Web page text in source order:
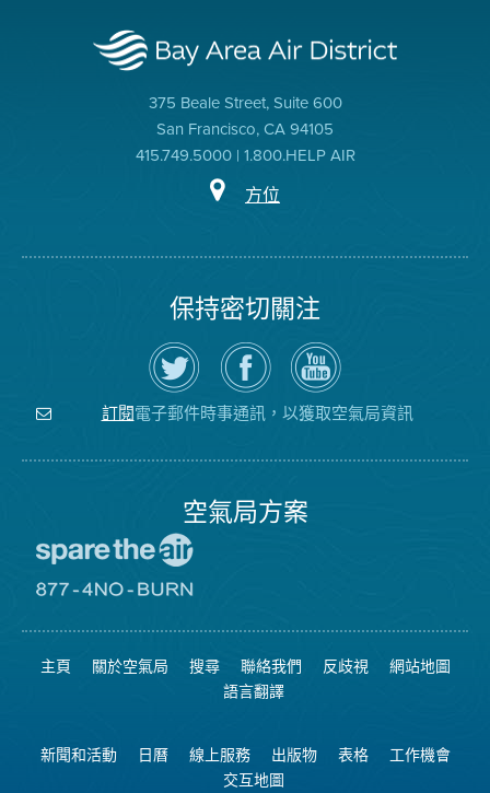
375 Beale Street, Suite 600
San Francisco, CA 94105
415.749.5000 | 1.800.HELP AIR
方位
保持密切關注
在
Twitter
上
關
注
空
瀏
覽
氣
局
的
空
氣
局
YouTube
頻
道
訂閱電子郵件時事通訊，以獲取空氣局資訊
空氣局方案
空
日
網
站
8774
可
燃
燒
主頁 關於空氣局 搜尋 聯絡我們 反歧視
網站地圖
語言翻譯
新聞和活動 日曆 線上服務 出版物 表格
工作機會
交互地圖